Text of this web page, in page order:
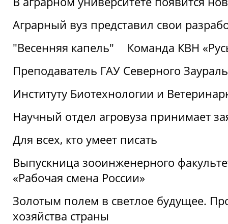
Аграрный вуз представил свои
"Весенняя капель"
Команда КВН
Преподаватель ГАУ Северного
Институту Биотехнологии и
Научный отдел агровуза принимает
Для всех, кто умеет писать
Выпускница зооинженерного
«Рабочая смена России»
Золотым полем в светлое будущее.
хозяйства страны